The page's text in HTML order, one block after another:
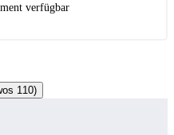
verfügbar
110)